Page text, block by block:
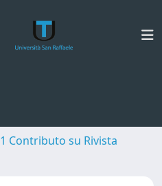
1 Contributo su Rivista